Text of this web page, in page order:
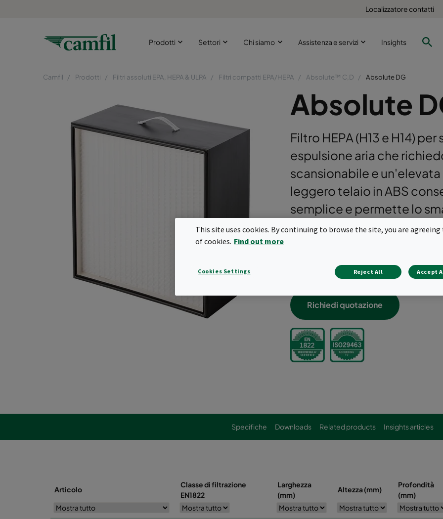
Localizzatore contatti
Prodotti Settori Chi siamo Assistenza e servizi Insights
Camfil Prodotti Filtri assoluti EPA, HEPA & ULPA Filtri compatti EPA/HEPA Absolute™ C,D Absolute DG
Absolute
Filtro HEPA (H13 e H14)
espulsione aria che
scansionabile e
leggero telaio in ABS
semplice e permette lo
Velocità frontale fino a 2,5 m/s
100% leakfree, scan test individuale
Conforme a VDI 6022
Richiedi quotazione
Specifiche Downloads Related products Insights articles
Articolo
Classe di filtrazione
EN1822
Larghezza
(mm)
Altezza (mm)
Profondità
(mm)
This site uses cookies. By continuing to browse the site, you are agreeing
of cookies. Find out more
Cookies Settings Reject All Accept